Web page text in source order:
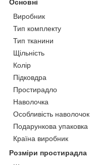
Основні
Виробник
Тип комплекту
Тип тканини
Щільність
Колір
Підковдра
Простирадло
Наволочка
Особливість наволочок
Подарункова упаковка
Країна виробник
Розміри простирадла